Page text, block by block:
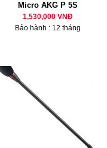
Micro AKG P 5S
1,530,000 VNĐ
Bảo hành : 12 tháng